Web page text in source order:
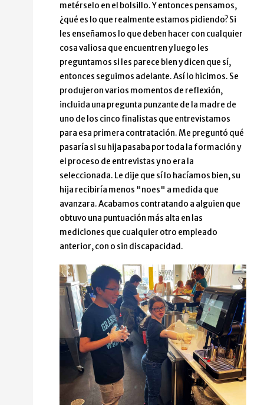
metérselo en el bolsillo. Y entonces pensamos,
¿qué es lo que realmente estamos pidiendo? Si
les enseñamos lo que deben hacer con cualquier
cosa valiosa que encuentren y luego les
preguntamos si les parece bien y dicen que sí,
entonces seguimos adelante. Así lo hicimos. Se
produjeron varios momentos de reflexión,
incluida una pregunta punzante de la madre de
uno de los cinco finalistas que entrevistamos
para esa primera contratación. Me preguntó qué
pasaría si su hija pasaba por toda la formación y
el proceso de entrevistas y no era la
seleccionada. Le dije que sí lo hacíamos bien, su
hija recibiría menos "noes" a medida que
avanzara. Acabamos contratando a alguien que
obtuvo una puntuación más alta en las
mediciones que cualquier otro empleado
anterior, con o sin discapacidad.